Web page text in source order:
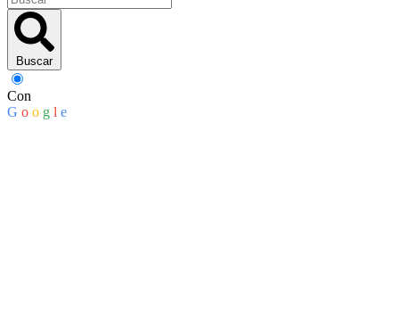
Buscar
Con
G o o g l e